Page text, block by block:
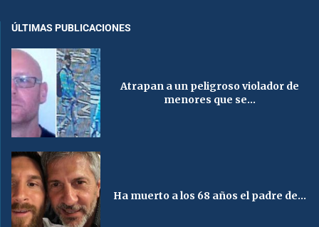
ÚLTIMAS PUBLICACIONES
Atrapan a un peligroso violador de
menores que se...
Ha muerto a los 68 años el padre de...